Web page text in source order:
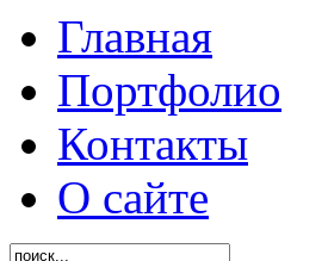
Главная
Портфолио
Контакты
О сайте